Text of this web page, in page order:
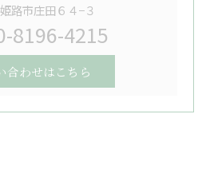
路市庄田６４−３
8196-4215
合わせはこちら